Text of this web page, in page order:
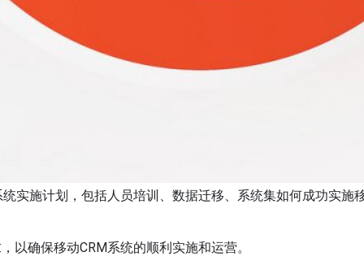
实施计划，包括人员培训、数据迁移、系统集如何成功实施
以确保移动CRM系统的顺利实施和运营。